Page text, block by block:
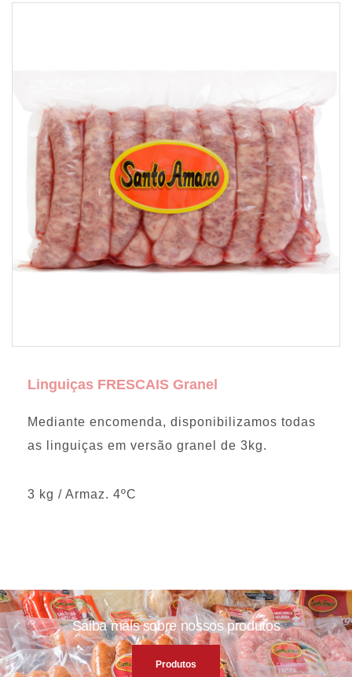
Linguiças FRESCAIS Granel
Mediante encomenda, disponibilizamos todas
as linguiças em versão granel de 3kg.
3 kg / Armaz. 4ºC
Saiba mais sobre nossos produtos
Produtos